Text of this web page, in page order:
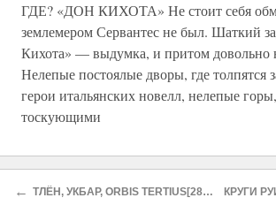
ГДЕ? «ДОН КИХОТА» Не стоит себя
землемером Сервантес не был. Шаткий
Кихота» — выдумка, и притом довольно
Нелепые постоялые дворы, где толпятся
герои итальянских новелл, нелепые
тоскующими
О проекте Разделы
← ТЛЁН, УКБАР, ORBIS TERTIUS[28] ** © Перевод Е. Лысенко